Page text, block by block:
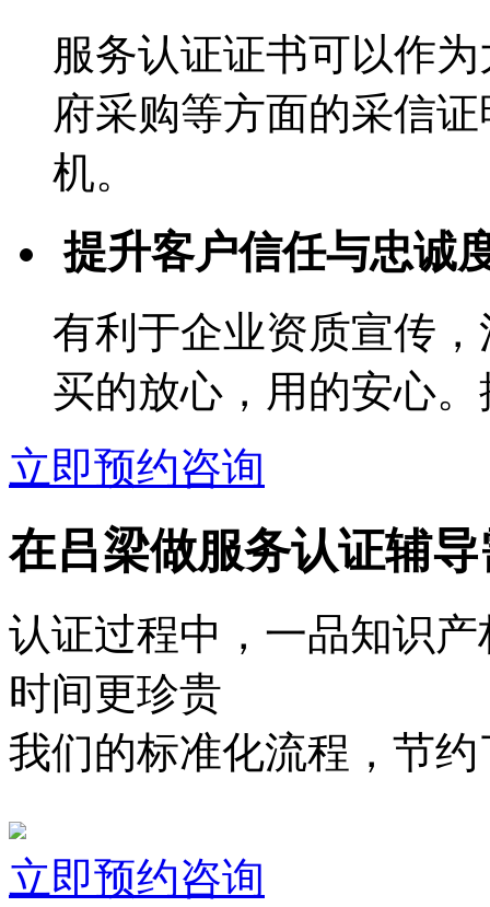
服务认证证书可以作
府采购等方面的采信
机。
提升客户信任与忠诚
有利于企业资质宣传
买的放心，用的安心
立即预约咨询
在吕梁做服务认证辅
认证过程中，一品知识
时间更珍贵
我们的标准化流程，节
立即预约咨询